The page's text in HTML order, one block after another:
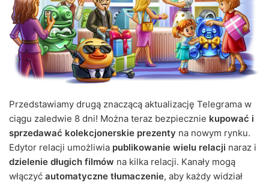
Przedstawiamy drugą znaczącą aktualizację Telegrama w
ciągu zaledwie 8 dni! Można teraz bezpiecznie kupować i
sprzedawać kolekcjonerskie prezenty na nowym rynku.
Edytor relacji umożliwia publikowanie wielu relacji naraz i
dzielenie długich filmów na kilka relacji. Kanały mogą
włączyć automatyczne tłumaczenie, aby każdy widział